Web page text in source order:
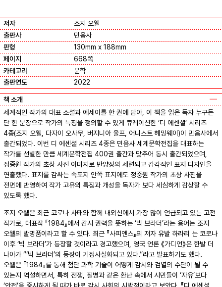
저자
조지 오웰
출판사
민음사
판형
130mm x 188mm
페이지
668쪽
카테고리
문학
출판연도
2022
책 소개
세계적인 작가의 대표 소설과 에세이를 한 권에 담아, 이 책을 읽은 독자 누구든
단 한 문장으로 작가의 특징을 정의할 수 있게 큐레이션한 ‘디 에센셜’ 시리즈
4종(조지 오웰, 다자이 오사무, 버지니아 울프, 어니스트 헤밍웨이)이 민음사에서
출간되었다. 이번 디 에센셜 시리즈 4종은 민음사 세계문학전집을 대표하는
작가를 선별한 만큼 세계문학전집 400권 출간과 맞추어 동시 출간되었으며,
정중원 작가의 초상 사진 이미지로 반양장의 세련되고 감각적인 표지 디자인을
연출했다. 표지를 감싸는 속표지 안쪽 표지에도 정중원 작가의 초상 사진을
전면에 반영하여 작가 고유의 특징과 개성을 독자가 보다 세심하게 감상할 수
있도록 했다.
조지 오웰은 최근 코로나 사태와 함께 내외신에서 가장 많이 언급되고 있는 고전
작가로, 대표작 『1984』에서 감시 권력을 뜻하는 ‘빅 브라더’라는 용어는 조지
오웰의 발명품이라고 할 수 있다. 최근 『사피엔스』의 저자 유발 하라리 는 코로나
이후 ‘빅 브라더’가 등장할 것이라고 경고했으며, 영국 언론 《가디언》은 한발 더
나아가 “‘빅 브라더’의 등장이 기정사실화되고 있다.”라고 발표하기도 했다.
오웰은 『1984』를 통해 첨단 과학 기술이 어떻게 감시와 검열의 수단이 될 수
있는지 역설하면서, 특히 전쟁, 질병과 같은 환난 속에서 시민들이 ‘자유’보다
‘안전’을 중시하게 될 때가 바로 감시 사회의 시발점이라고 보았다. 『디 에센셜